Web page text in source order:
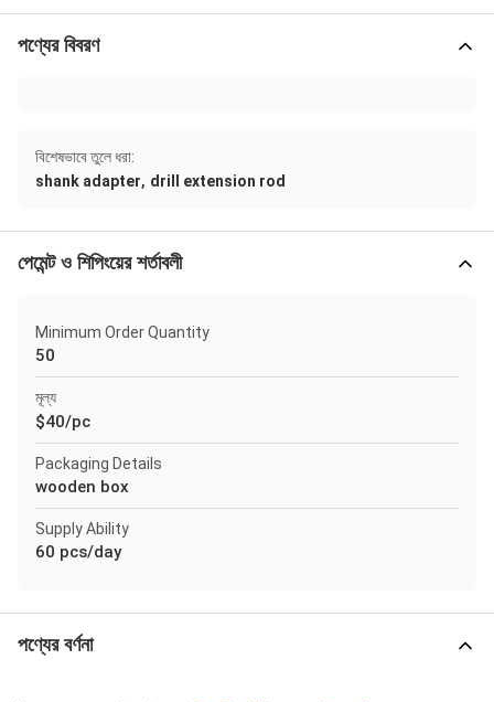
পণ্যের বিবরণ
বিশেষভাবে তুলে ধরা:
shank adapter, drill extension rod
পেমেন্ট ও শিপিংয়ের শর্তাবলী
Minimum Order Quantity
50
মূল্য
$40/pc
Packaging Details
wooden box
Supply Ability
60 pcs/day
পণ্যের বর্ণনা